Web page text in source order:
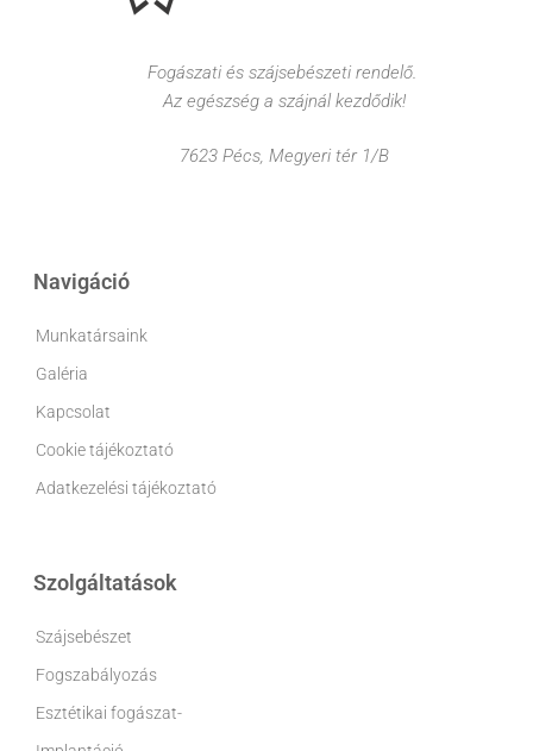
Fogászati és szájsebészeti rendelő.
Az egészség a szájnál kezdődik!
7623 Pécs, Megyeri tér 1/B
Navigáció
Munkatársaink
Galéria
Kapcsolat
Cookie tájékoztató
Adatkezelési tájékoztató
Szolgáltatások
Szájsebészet
Fogszabályozás
Esztétikai fogászat-